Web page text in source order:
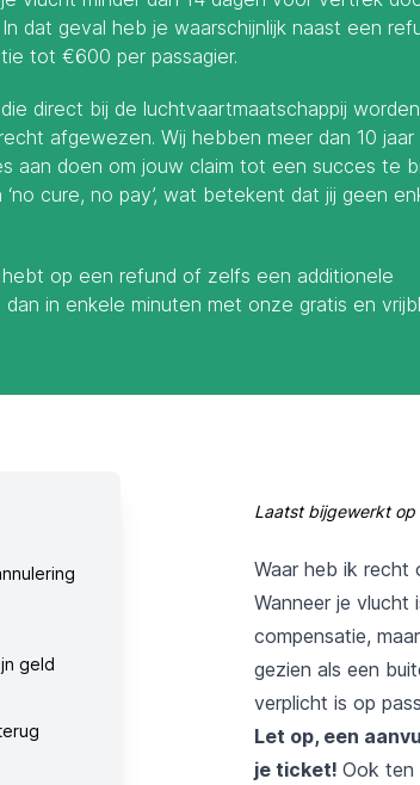
dat geval heb je waarschijnlijk naast een
tot €600 per passagier.
die direct bij de luchtvaartmaatschappij worden
afgewezen. Wij hebben meer dan 10 jaar
aan doen om jouw claim tot een succes te
cure, no pay’, wat betekent dat jij geen
op een refund of zelfs een additionele
in enkele minuten met onze gratis en
geld
Laatst bijgewerkt op
Waar heb ik recht
Wanneer je vlucht
compensatie,
gezien als een
verplicht is op
Let op, een
je ticket! Ook ten